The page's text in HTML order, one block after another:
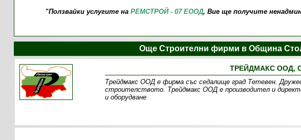
"Ползвайки услугите наРЕМСТРОЙ - 07 ЕООД, Вие ще получите
Още Строителни фирми в Община
ТРЕЙДМАКС ООД,
Трейдмакс ООД е фирма със седалище град Тетевен.
строителството. Трейдмакс ООД е производител и
и оборудване